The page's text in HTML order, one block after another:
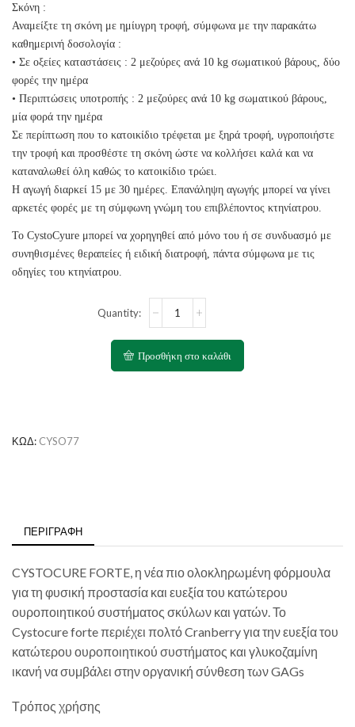
Σκόνη :
Αναμείξτε τη σκόνη με ημίυγρη τροφή, σύμφωνα με την παρακάτω
καθημερινή δοσολογία :
• Σε οξείες καταστάσεις : 2 μεζούρες ανά 10 kg σωματικού βάρους, δύο
φορές την ημέρα
• Περιπτώσεις υποτροπής : 2 μεζούρες ανά 10 kg σωματικού βάρους,
μία φορά την ημέρα
Σε περίπτωση που το κατοικίδιο τρέφεται με ξηρά τροφή, υγροποιήστε
την τροφή και προσθέστε τη σκόνη ώστε να κολλήσει καλά και να
καταναλωθεί όλη καθώς το κατοικίδιο τρώει.
Η αγωγή διαρκεί 15 με 30 ημέρες. Επανάληψη αγωγής μπορεί να γίνει
αρκετές φορές με τη σύμφωνη γνώμη του επιβλέποντος κτηνίατρου.
Το CystoCyure μπορεί να χορηγηθεί από μόνο του ή σε συνδυασμό με
συνηθισμένες θεραπείες ή ειδική διατροφή, πάντα σύμφωνα με τις
οδηγίες του κτηνίατρου.
CystoCure
ποσότητα
Προσθήκη στο καλάθι
ΚΩΔ: CYSO77
ΠΕΡΙΓΡΑΦΉ
CYSTOCURE FORTE, η νέα πιο ολοκληρωμένη φόρμουλα
για τη φυσική προστασία και ευεξία του κατώτερου
ουροποιητικού συστήματος σκύλων και γατών. Το
Cystocure forte περιέχει πολτό Cranberry για την ευεξία του
κατώτερου ουροποιητικού συστήματος και γλυκοζαμίνη
ικανή να συμβάλει στην οργανική σύνθεση των GAGs
Τρόπος χρήσης